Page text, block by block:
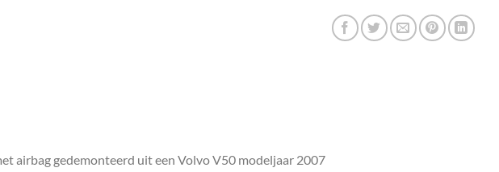
airbag gedemonteerd uit een Volvo V50 modeljaar 2007